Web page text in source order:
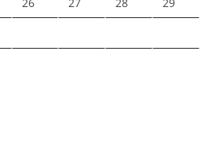
26 27 28 29